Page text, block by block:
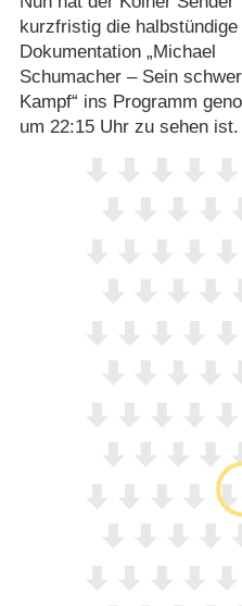
kurzfristig die halbstündige
Dokumentation „Michael
Schumacher – Sein
Kampf“ ins Programm
um 22:15 Uhr zu sehen ist.